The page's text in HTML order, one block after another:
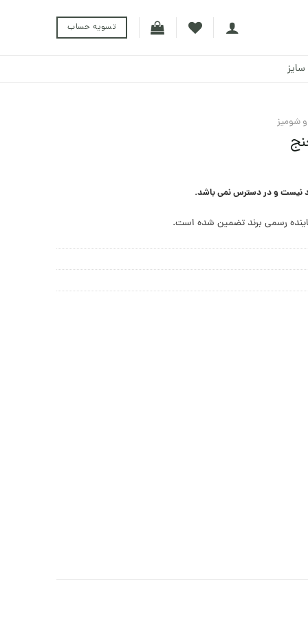
تسویه حساب
و شومیز
نیست و در دسترس نمی باشد.
رسمی برند تضمین شده است.